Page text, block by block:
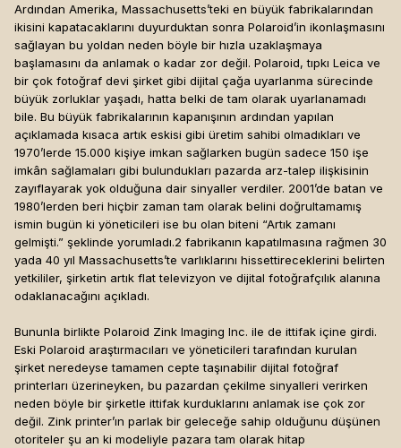
Ardından Amerika, Massachusetts’teki en büyük fabrikalarından
ikisini kapatacaklarını duyurduktan sonra Polaroid’in ikonlaşmasını
sağlayan bu yoldan neden böyle bir hızla uzaklaşmaya
başlamasını da anlamak o kadar zor değil. Polaroid, tıpkı Leica ve
bir çok fotoğraf devi şirket gibi dijital çağa uyarlanma sürecinde
büyük zorluklar yaşadı, hatta belki de tam olarak uyarlanamadı
bile. Bu büyük fabrikalarının kapanışının ardından yapılan
açıklamada kısaca artık eskisi gibi üretim sahibi olmadıkları ve
1970’lerde 15.000 kişiye imkan sağlarken bugün sadece 150 işe
imkân sağlamaları gibi bulundukları pazarda arz-talep ilişkisinin
zayıflayarak yok olduğuna dair sinyaller verdiler. 2001’de batan ve
1980’lerden beri hiçbir zaman tam olarak belini doğrultamamış
ismin bugün ki yöneticileri ise bu olan biteni “Artık zamanı
gelmişti.” şeklinde yorumladı.2 fabrikanın kapatılmasına rağmen 30
yada 40 yıl Massachusetts’te varlıklarını hissettireceklerini belirten
yetkililer, şirketin artık flat televizyon ve dijital fotoğrafçılık alanına
odaklanacağını açıkladı.
Bununla birlikte Polaroid Zink Imaging Inc. ile de ittifak içine girdi.
Eski Polaroid araştırmacıları ve yöneticileri tarafından kurulan
şirket neredeyse tamamen cepte taşınabilir dijital fotoğraf
printerları üzerineyken, bu pazardan çekilme sinyalleri verirken
neden böyle bir şirketle ittifak kurduklarını anlamak ise çok zor
değil. Zink printer’ın parlak bir geleceğe sahip olduğunu düşünen
otoriteler şu an ki modeliyle pazara tam olarak hitap